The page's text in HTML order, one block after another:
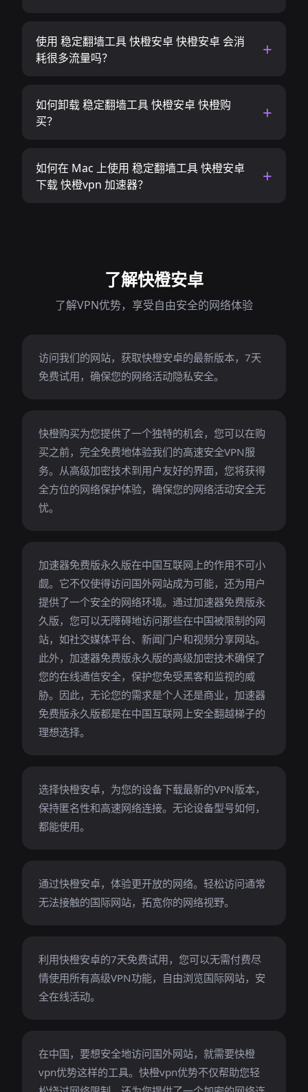
使用 稳定翻墙工具 快橙安卓 快橙安卓 会消
耗很多流量吗？
如何卸载 稳定翻墙工具 快橙安卓 快橙购
买？
如何在 Mac 上使用 稳定翻墙工具 快橙安卓
下载 快橙vpn 加速器？
了解快橙安卓
了解VPN优势，享受自由安全的网络体验
访问我们的网站，获取快橙安卓的最新版本，7天
免费试用，确保您的网络活动隐私安全。
快橙购买为您提供了一个独特的机会，您可以在购
买之前，完全免费地体验我们的高速安全VPN服
务。从高级加密技术到用户友好的界面，您将获得
全方位的网络保护体验，确保您的网络活动安全无
忧。
加速器免费版永久版在中国互联网上的作用不可小
觑。它不仅使得访问国外网站成为可能，还为用户
提供了一个安全的网络环境。通过加速器免费版永
久版，您可以无障碍地访问那些在中国被限制的网
站，如社交媒体平台、新闻门户和视频分享网站。
此外，加速器免费版永久版的高级加密技术确保了
您的在线通信安全，保护您免受黑客和监视的威
胁。因此，无论您的需求是个人还是商业，加速器
免费版永久版都是在中国互联网上安全翻越梯子的
理想选择。
选择快橙安卓，为您的设备下载最新的VPN版本，
保持匿名性和高速网络连接。无论设备型号如何，
都能使用。
通过快橙安卓，体验更开放的网络。轻松访问通常
无法接触的国际网站，拓宽你的网络视野。
利用快橙安卓的7天免费试用，您可以无需付费尽
情使用所有高级VPN功能，自由浏览国际网站，安
全在线活动。
在中国，要想安全地访问国外网站，就需要快橙
vpn优势这样的工具。快橙vpn优势不仅帮助您轻